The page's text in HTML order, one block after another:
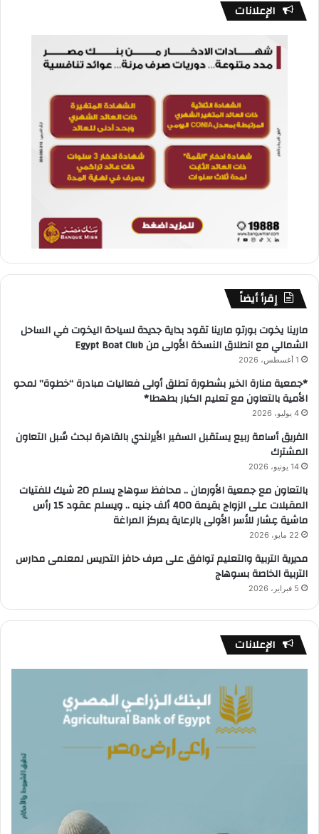
الإعلانات
إقرأ أيضاً
مارينا يخوت بورتو مارينا تقود بداية جديدة لسياحة اليخوت في الساحل
الشمالي مع انطلاق النسخة الأولى من Egypt Boat Club
1 أغسطس، 2026
*جمعية منارة الخير بشطورة تطلق أولى فعاليات مبادرة “خطوة” لمحو
الأمية بالتعاون مع تعليم الكبار بطهطا*
4 يوليو، 2026
الفريق أسامة ربيع يستقبل السفير الأيرلندي بالقاهرة لبحث سُبل التعاون
المشترك
14 يونيو، 2026
بالتعاون مع جمعية الأورمان .. محافظ سوهاج يسلم 20 شيك للفتيات
المقبلات على الزواج بقيمة 400 ألف جنيه .. ويسلم عقود 15 رأس
ماشية عِشار للأسر الأولى بالرعاية بمركز المراغة
22 مايو، 2026
مديرية التربية والتعليم توافق على صرف حافز التدريس لمعلمى مدارس
التربية الخاصة بسوهاج
5 فبراير، 2026
الإعلانات